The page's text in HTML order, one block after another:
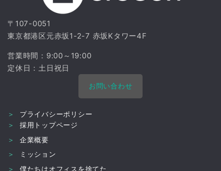
〒107-0051
東京都港区元赤坂1-2-7 赤坂Kタワー4F
営業時間：9:00～19:00
定休日：土日祝日
お問い合わせ
＞
プライバシーポリシー
＞
採用トップページ
＞
企業概要
＞
ミッション
＞
僕たちはオフィスを捨てた